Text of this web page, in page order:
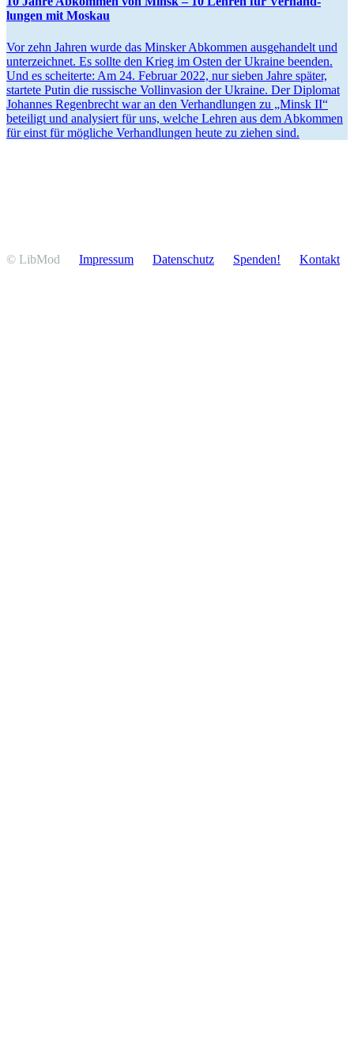
lungen mit Moskau
Vor zehn Jahren wurde das Minsker Abkommen ausge­handelt und
unter­zeichnet. Es sollte den Krieg im Osten der Ukraine beenden.
Und es schei­terte: Am 24. Februar 2022, nur sieben Jahre später,
startete Putin die russische Vollin­vasion der Ukraine. Der Diplomat
Johannes Regen­brecht war an den Verhand­lungen zu „Minsk II“
beteiligt und analy­siert für uns, welche Lehren aus dem Abkommen
für einst für mögliche Verhand­lungen heute zu ziehen sind.
© LibMod Impressum Daten­schutz Spenden! Kontakt